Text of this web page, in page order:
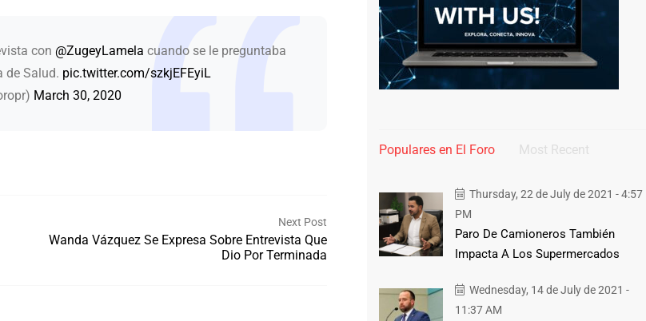
con @ZugeyLamela cuando se le preguntaba
de Salud. pic.twitter.com/szkjEFEyiL
March 30, 2020
Next Post
Wanda Vázquez Se Expresa Sobre Entrevista Que
Dio Por Terminada
Populares en El Foro Most Recent
Thursday, 22 de July de 2021 - 4:57
PM
Paro De Camioneros También
Impacta A Los Supermercados
Wednesday, 14 de July de 2021 -
11:37 AM